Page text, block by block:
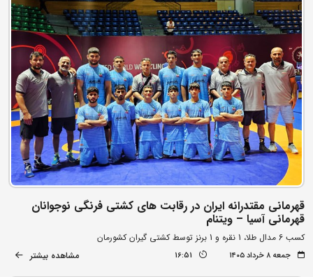
قهرمانی مقتدرانه ایران در رقابت های کشتی فرنگی نوجوانان
قهرمانی آسیا – ویتنام
کسب 6 مدال طلا، 1 نقره و 1 برنز توسط کشتی گیران کشورمان
جمعه ۸ خرداد ۱۴۰۵ 16:51 مشاهده بیشتر